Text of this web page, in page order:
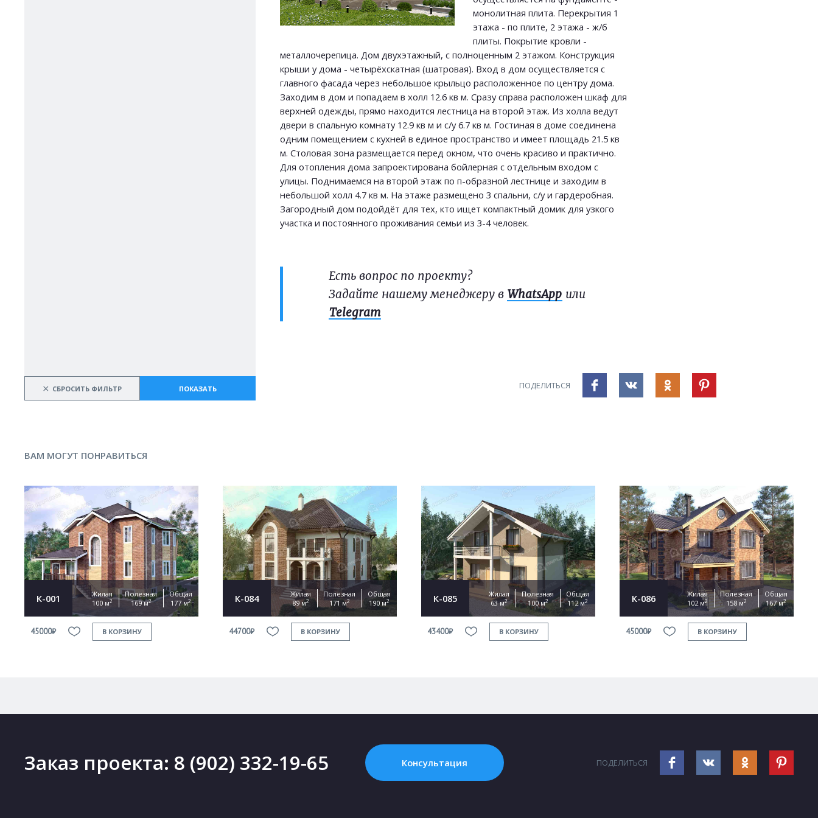
× СБРОСИТЬ ФИЛЬТР ПОКАЗАТЬ
монолитная плита. Перекрытия 1
этажа - по плите, 2 этажа - ж/б
плиты. Покрытие кровли -
металлочерепица. Дом двухэтажный, с полноценным 2 этажом. Конструкция
крыши у дома - четырёхскатная (шатровая). Вход в дом осуществляется с
главного фасада через небольшое крыльцо расположенное по центру дома.
Заходим в дом и попадаем в холл 12.6 кв м. Сразу справа расположен шкаф для
верхней одежды, прямо находится лестница на второй этаж. Из холла ведут
двери в спальную комнату 12.9 кв м и с/у 6.7 кв м. Гостиная в доме соединена
одним помещением с кухней в единое пространство и имеет площадь 21.5 кв
м. Столовая зона размещается перед окном, что очень красиво и практично.
Для отопления дома запроектирована бойлерная с отдельным входом с
улицы. Поднимаемся на второй этаж по п-образной лестнице и заходим в
небольшой холл 4.7 кв м. На этаже размещено 3 спальни, с/у и гардеробная.
Загородный дом подойдёт для тех, кто ищет компактный домик для узкого
участка и постоянного проживания семьи из 3-4 человек.
Есть вопрос по проекту?
Задайте нашему менеджеру в WhatsApp или
Telegram
ПОДЕЛИТЬСЯ
ВАМ МОГУТ ПОНРАВИТЬСЯ
К-001
Жилая
100 м2
Полезная
169 м2
Общая
177 м2
45000₽ В КОРЗИНУ
К-084
Жилая
89 м2
Полезная
171 м2
Общая
190 м2
44700₽ В КОРЗИНУ
К-085
Жилая
63 м2
Полезная
100 м2
Общая
112 м2
43400₽ В КОРЗИНУ
К-086
Жилая
102 м2
Полезная
158 м2
Общая
167 м2
45000₽ В КОРЗИНУ
ОТПРАВИТЬ
Заказ проекта: 8 (902) 332-19-65 Консультация ПОДЕЛИТЬСЯ
ОТПРАВИТЬ